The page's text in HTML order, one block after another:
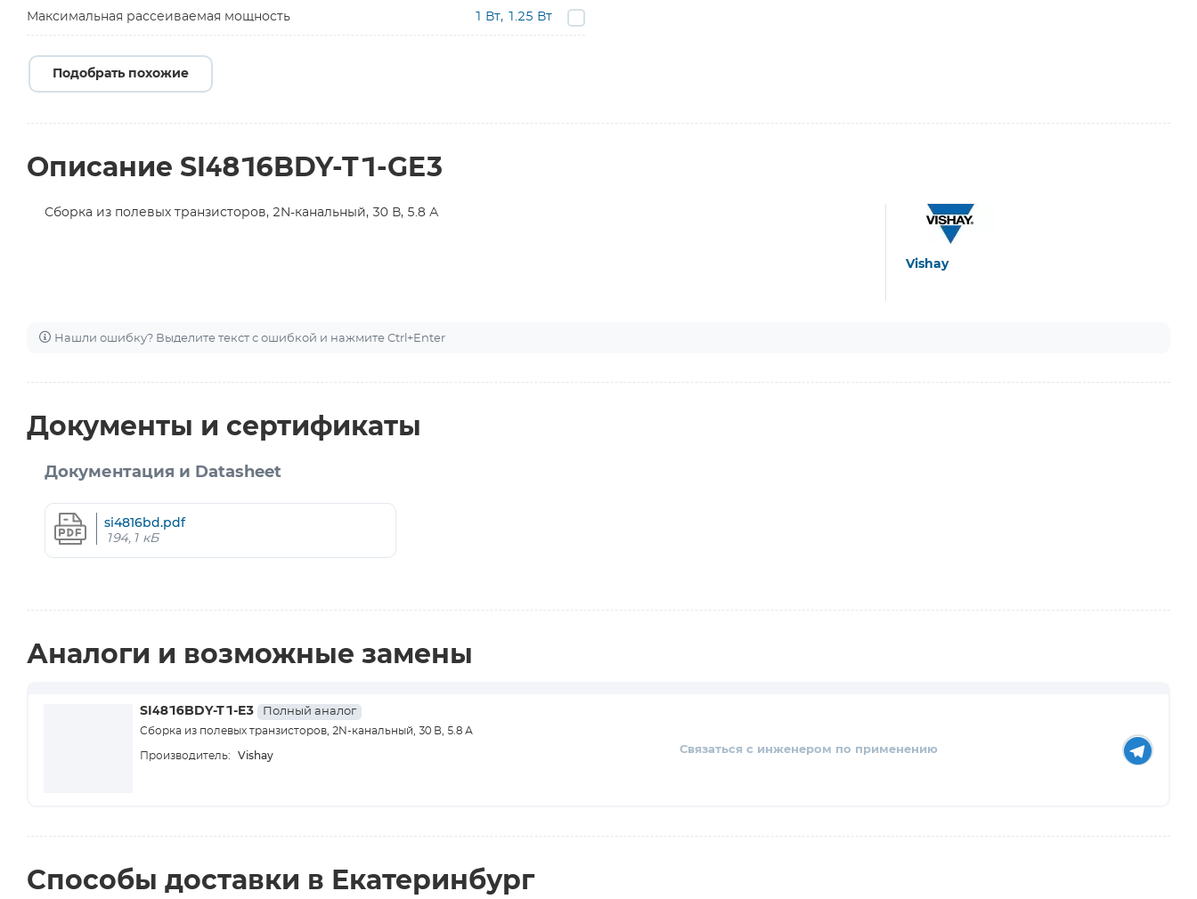
Максимальная рассеиваемая мощность 1 Вт, 1.25 Вт
Подобрать похожие
Описание SI4816BDY-T1-GE3
Сборка из полевых транзисторов, 2N-канальный, 30 В, 5.8 А
Vishay
Нашли ошибку? Выделите текст с ошибкой и нажмите Ctrl+Enter
Документы и сертификаты
Документация и Datasheet
si4816bd.pdf
194,1 кБ
Аналоги и возможные замены
SI4816BDY-T1-E3 Полный аналог
Сборка из полевых транзисторов, 2N-канальный, 30 В, 5.8 А
Производитель: Vishay Связаться с инженером по применению
Способы доставки в Екатеринбург